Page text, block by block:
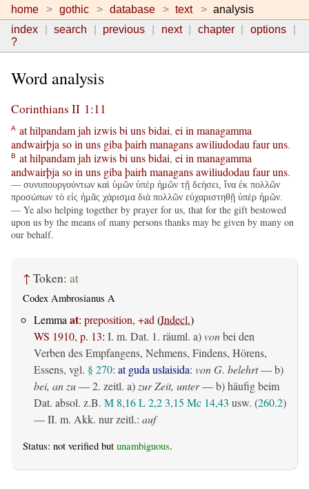
home gothic database text
analysis
index
search previous next chapter
options
?
Word analysis
Corinthians II 1:11
A athilpandamjah izwisbi unsbidai, ei in managamma
andwairþja soin uns giba þairh managansawiliudodau fauruns.
B athilpandamjah izwisbi unsbidai, ei in managamma
andwairþja soin uns giba þairh managansawiliudodau fauruns.
— συνυπουργούντων καὶ ὑμῶν ὑπὲρ ἡμῶν τῇ δεήσει, ἵνα ἐκ πολλῶν
προσώπων τὸ εἰς ἡμᾶς χάρισμα διὰ πολλῶν εὐχαριστηθῇ ὑπὲρ ἡμῶν.
— Ye also helping together by prayer for us, that for the gift bestowed
upon us by the means of many persons thanks may be given by many on
our behalf.
↑ Token: at
Codex Ambrosianus A
Lemma at: preposition, +ad (Indecl.)
WS 1910, p. 13: I. m. Dat. 1. räuml. a)vonbei den
Verben des Empfangens, Nehmens, Findens, Hörens,
Essens, vgl. § 270: at guda uslaisida: von G. belehrt— b)
bei, an zu— 2. zeitl. a) zur Zeit, unter— b) häufig beim
Dat. absol. z.B. M 8,16L 2,23,15 Mc 14,43 usw. (260.2)
— II. m. Akk. nur zeitl.: auf
Status: not verified but unambiguous.